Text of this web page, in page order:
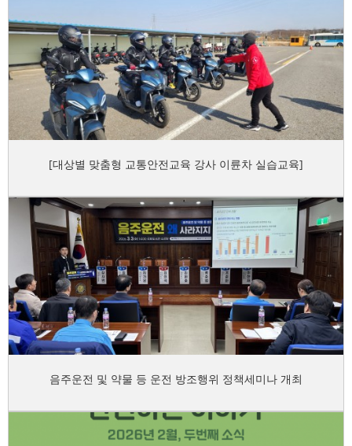
[대상별 맞춤형 교통안전교육 강사 이륜차 실습교육]
음주운전 및 약물 등 운전 방조행위 정책세미나 개최